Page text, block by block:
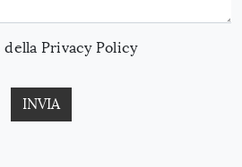
della Privacy Policy
INVIA